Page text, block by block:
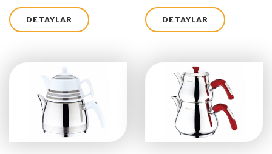
DETAYLAR DETAYLAR